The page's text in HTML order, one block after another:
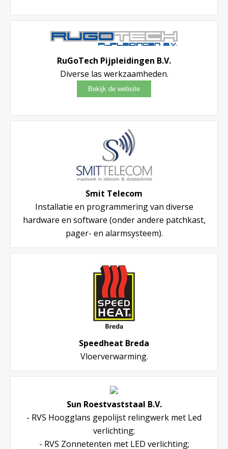
RuGoTech Pijpleidingen B.V.
Diverse las werkzaamheden.
Smit Telecom
Installatie en programmering van diverse
hardware en software (onder andere patchkast,
pager- en alarmsysteem).
Speedheat Breda
Vloerverwarming.
Sun Roestvaststaal B.V.
- RVS Hoogglans gepolijst relingwerk met Led
verlichting;
- RVS Zonnetenten met LED verlichting;